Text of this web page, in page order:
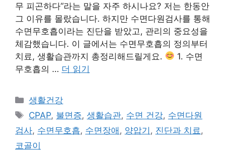
무 피곤하다”라는 말을 자주 하시나요? 저는 한동안
그 이유를 몰랐습니다. 하지만 수면다원검사를 통해
수면무호흡이라는 진단을 받았고, 관리의 중요성을
체감했습니다. 이 글에서는 수면무호흡의 정의부터
치료, 생활습관까지 총정리해드릴게요.
1. 수면
무호흡의 … 더 읽기
카
테
리
생활건강
태
그
CPAP, 불면증,생활습관, 수면 건강, 수면다원
검사, 수면무호흡, 수면장애 , 양압기 , 진단과 치료 ,
코골이